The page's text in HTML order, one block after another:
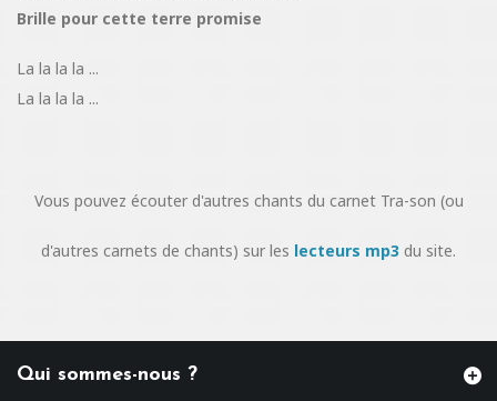
Brille pour cette terre promise
La la la la ...
La la la la ...
Vous pouvez écouter d'autres chants du carnet Tra-son (ou
d'autres carnets de chants) sur les lecteurs mp3 du site.
Qui sommes-nous ?